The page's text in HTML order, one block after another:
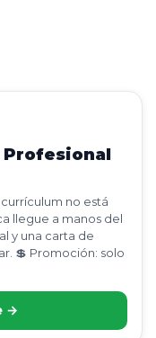
Profesional
no está
llegue a manos del
y una carta de
💲 Promoción: solo
→